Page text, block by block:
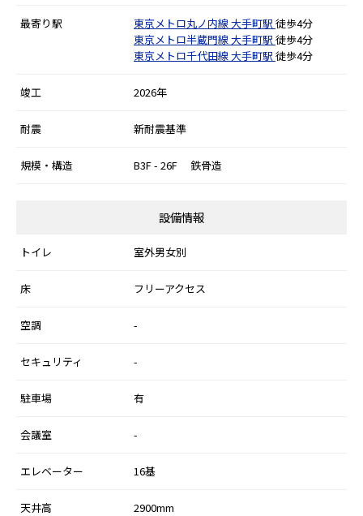
最寄り駅 東京メトロ丸ノ内線大手町駅 徒歩4分
東京メトロ半蔵門線大手町駅 徒歩4分
東京メトロ千代田線大手町駅 徒歩4分
竣工 2026年
耐震 新耐震基準
規模・構造 B3F - 26F 鉄骨造
設備情報
トイレ 室外男女別
床 フリーアクセス
空調 -
セキュリティ -
駐車場 有
会議室 -
エレベーター 16基
天井高 2900mm